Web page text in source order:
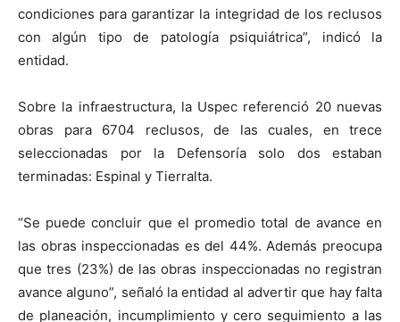
condiciones para garantizar la integridad de los reclusos
con algún tipo de patología psiquiátrica”, indicó la
entidad.
Sobre la infraestructura, la Uspec referenció 20 nuevas
obras para 6704 reclusos, de las cuales, en trece
seleccionadas por la Defensoría solo dos estaban
terminadas: Espinal y Tierralta.
“Se puede concluir que el promedio total de avance en
las obras inspeccionadas es del 44%. Además preocupa
que tres (23%) de las obras inspeccionadas no registran
avance alguno”, señaló la entidad al advertir que hay falta
de planeación, incumplimiento y cero seguimiento a las